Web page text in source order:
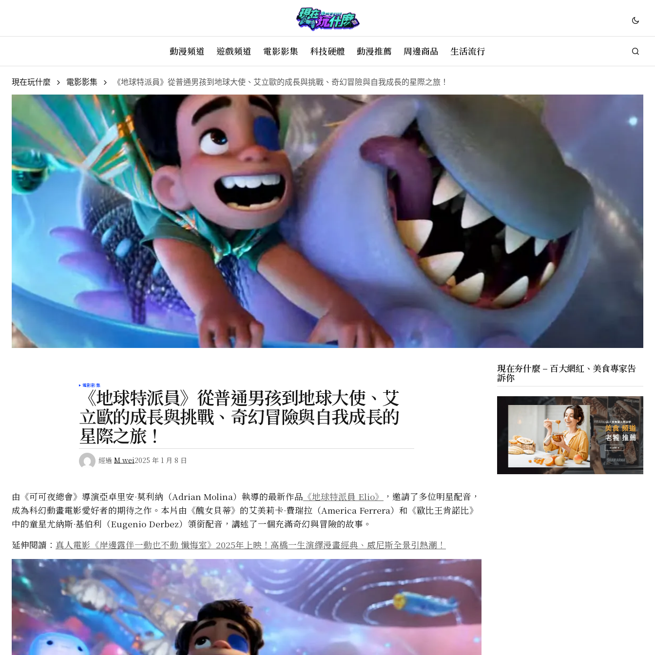
動漫頻道 遊戲頻道 電影影集 科技硬體 動漫推薦 周邊商品 生活流行
現在玩什麼 電影影集 《地球特派員》從普通男孩到地球大使、艾立歐的成長與挑戰、奇幻冒險與自我成長的星際之旅！
電影影集
《地球特派員》從普通男孩到地球大使、艾
立歐的成長與挑戰、奇幻冒險與自我成長的
星際之旅！
經過 M wei2025 年 1 月 8 日
由《可可夜總會》導演亞卓里安·莫利納（Adrian Molina）執導的最新作品 《地球特派員 Elio》
，邀請了多位明星配音，
成為科幻動畫電影愛好者的期待之作。本片由《醜女貝蒂》的艾美莉卡·費瑞拉（America Ferrera）和《歐比王肯諾比》
中的童星尤納斯·基伯利（Eugenio Derbez）領銜配音，講述了一個充滿奇幻與冒險的故事。
延伸閱讀： 真人電影《岸邊露伴一動也不動 懺悔室》2025年上映！高橋一生演繹漫畫經典、威尼斯全景引熱潮！
現在夯什麼 – 百大網紅、美食專家告
訴你